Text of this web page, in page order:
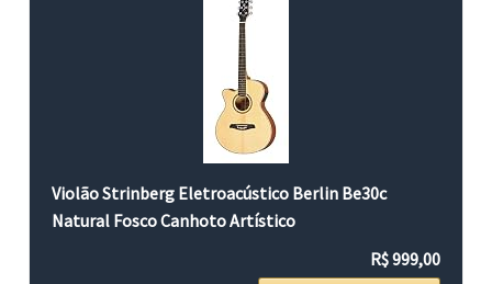
Violão Strinberg Eletroacústico Berlin Be30c
Natural Fosco Canhoto Artístico
R$ 999,00